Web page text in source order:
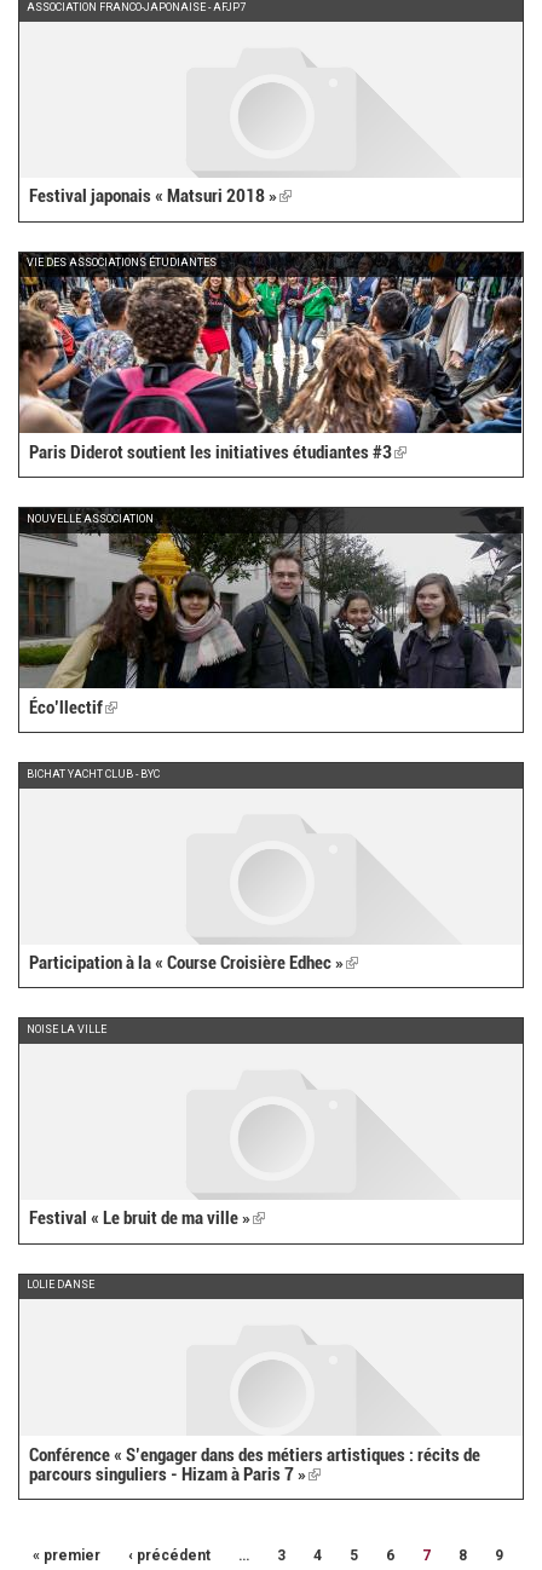
ASSOCIATION FRANCO-JAPONAISE - AFJP7
Festival japonais « Matsuri 2018 »(link
VIE DES ASSOCIATIONS ÉTUDIANTES
Paris Diderot soutient les initiatives étudiantes #3(link
NOUVELLE ASSOCIATION
Éco’llectif(link
is
BICHAT YACHT CLUB - BYC
Participation à la « Course Croisière Edhec »(link
is
NOISE LA VILLE
Festival « Le bruit de ma ville »(link
LOLIE DANSE
Conférence « S’engager dans des métiers artistiques : récits de
parcours singuliers - Hizam à Paris 7 »(link
« premier ‹ précédent … 3 4 5 6 7 8 9